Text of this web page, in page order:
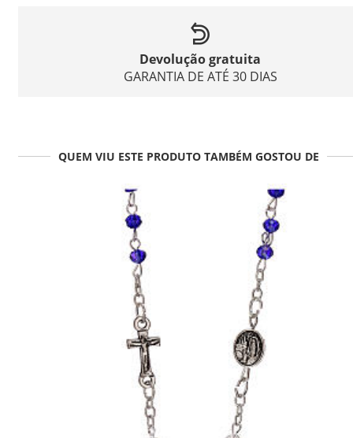
Devolução gratuita
GARANTIA DE ATÉ 30 DIAS
QUEM VIU ESTE PRODUTO TAMBÉM GOSTOU DE